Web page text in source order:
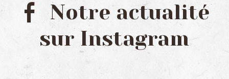
Notre actualité
sur Instagram